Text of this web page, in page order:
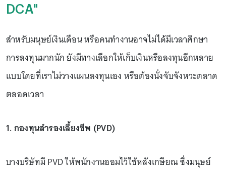
DCA"
สำหรับมนุษย์เงินเดือน หรือคนทำงานอาจไม่ได้มีเวลาศึกษา
การลงทุนมากนัก ยังมีทางเลือกให้เก็บเงินหรือลงทุนอีกหลาย
แบบโดยที่เราไม่วางแผนลงทุนเอง หรือต้องนั่งจับจังหวะตลาด
ตลอดเวลา
1. กองทุนสำรองเลี้ยงชีพ (PVD)
บางบริษัทมี PVD ให้พนักงานออมไว้ใช้หลังเกษียณ ซึ่งมนุษย์